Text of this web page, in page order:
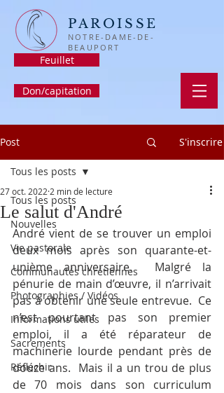
PAROISSE
NOTRE-DAME-DE-
BEAUPORT
Feuillet
Don/capitation
Post S'inscrire
Tous les posts
Nouvelles
Vie pastorale
Communautés chrétiennes
Photographies / Vidéos
Informations utiles
Sacrements
Réfléchir
Tous les posts
Le salut d'André
27 oct. 2022 2 min de lecture
André vient de se trouver un emploi
deux mois après son quarante-et-
unième anniversaire.  Malgré la
pénurie de main d’œuvre, il n’arrivait
pas à obtenir une seule entrevue.  Ce
n’est pourtant pas son premier
emploi, il a été réparateur de
machinerie lourde pendant près de
douze ans.  Mais il a un trou de plus
de 70 mois dans son curriculum